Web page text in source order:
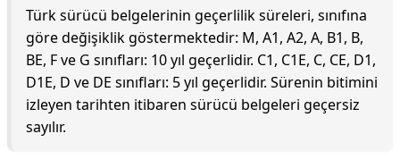
Türk sürücü belgelerinin geçerlilik süreleri, sınıfına
göre değişiklik göstermektedir: M, A1, A2, A, B1, B,
BE, F ve G sınıfları: 10 yıl geçerlidir. C1, C1E, C, CE, D1,
D1E, D ve DE sınıfları: 5 yıl geçerlidir. Sürenin bitimini
izleyen tarihten itibaren sürücü belgeleri geçersiz
sayılır.